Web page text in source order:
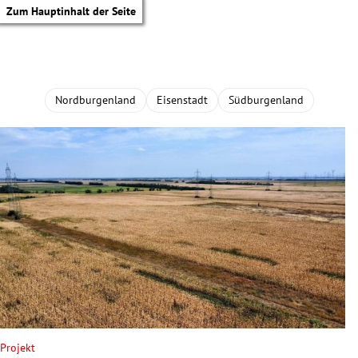
Zum Hauptinhalt der Seite
Nordburgenland Eisenstadt Südburgenland
Projekt